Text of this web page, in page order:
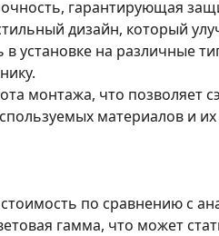
гарантирующая
дизайн, который
установке на различные
монтажа, что позволяет
материалов и
по сравнению с
гамма, что может